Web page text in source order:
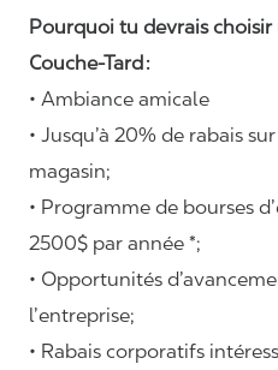
Pourquoi tu devrais
Couche-Tard :
• Ambiance amicale
• Jusqu’à 20% de rabais
magasin;
• Programme de bourses
2500$ par année *;
• Opportunités
l’entreprise;
• Rabais corporatifs